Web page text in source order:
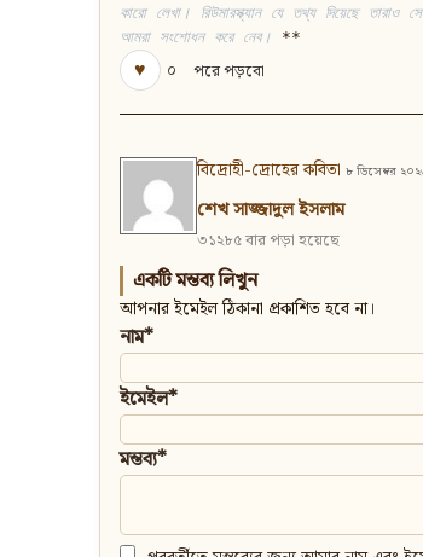
কারো লেখা। রিউমারস্ক্যান যে তথ্য দিয়েছে তারাও
আমরা সংশোধন করে নেব। **
♥ ০ পরে পড়বো
বিদ্রোহী-দ্রোহের কবিতা ৮ ডিসেম্বর
শেখ সাজ্জাদুল ইসলাম
৩১২৮৫ বার পড়া হয়েছে
একটি মন্তব্য লিখুন
আপনার ইমেইল ঠিকানা প্রকাশিত হবে না।
নাম*
ইমেইল*
মন্তব্য*